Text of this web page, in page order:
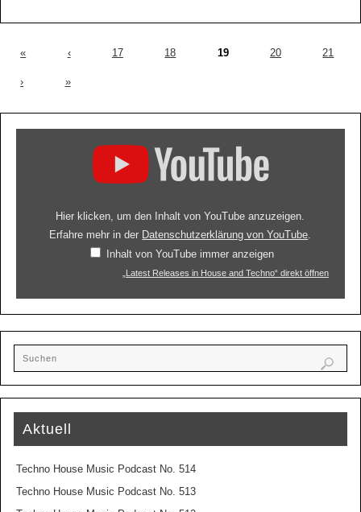
« ‹ 17 18 19 20 21
› »
Hier klicken, um den Inhalt von YouTube anzuzeigen.
Erfahre mehr in der Datenschutzerklärung von YouTube
Inhalt von YouTube immer anzeigen
„Latest Releases in House and Techno“ direkt öffnen
Aktuell
Techno House Music Podcast No. 514
Techno House Music Podcast No. 513